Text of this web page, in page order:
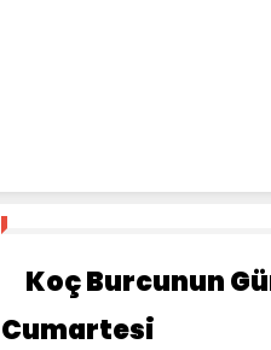
Koç Burcunun
Cumartesi